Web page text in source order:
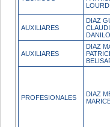
AUXILIARES
DIAZ
DANILO
AUXILIARES
DIAZ
PROFESIONALES
DIAZ